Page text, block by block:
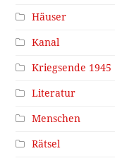
Häuser
Kanal
Kriegsende 1945
Literatur
Menschen
Rätsel